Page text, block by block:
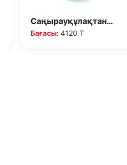
Саңырауқұлақтан…
Бағасы: 4120 ₸